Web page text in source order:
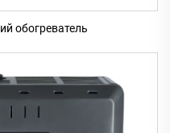
обогреватель